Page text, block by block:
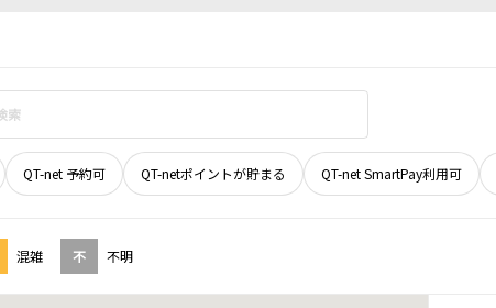
QT-net 予約可 QT-netポイントが貯まる QT-net SmartPay利用可
混雑 不 不明